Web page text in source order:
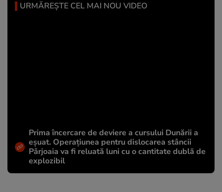
URMĂREȘTE CEL MAI NOU VIDEO
Prima încercare de deviere a cursului Dunării a
eșuat. Operațiunea pentru dislocarea stâncii
Pârjoaia va fi reluată luni cu o cantitate dublă de
explozibil